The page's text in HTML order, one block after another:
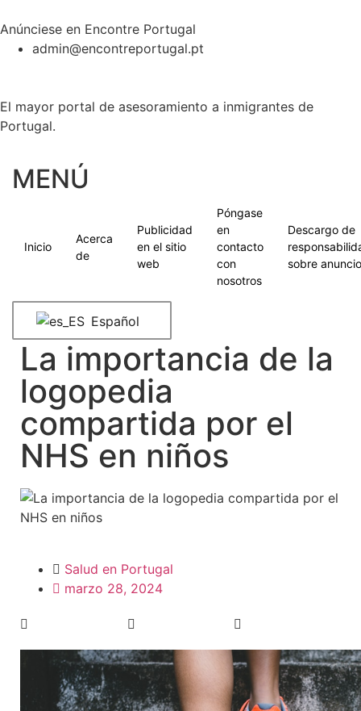
Anúnciese en Encontre Portugal
admin@encontreportugal.pt
El mayor portal de asesoramiento a inmigrantes de
Portugal.
MENÚ
Inicio
Acerca
de
Publicidad
en el sitio
web
Póngase
en
contacto
con
nosotros
Descargo de
sobre
Español
La importancia de la
logopedia
compartida por el
NHS en niños
Salud en Portugal
marzo 28, 2024